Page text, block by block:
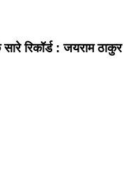
रिकॉर्ड : जयराम ठाकुर